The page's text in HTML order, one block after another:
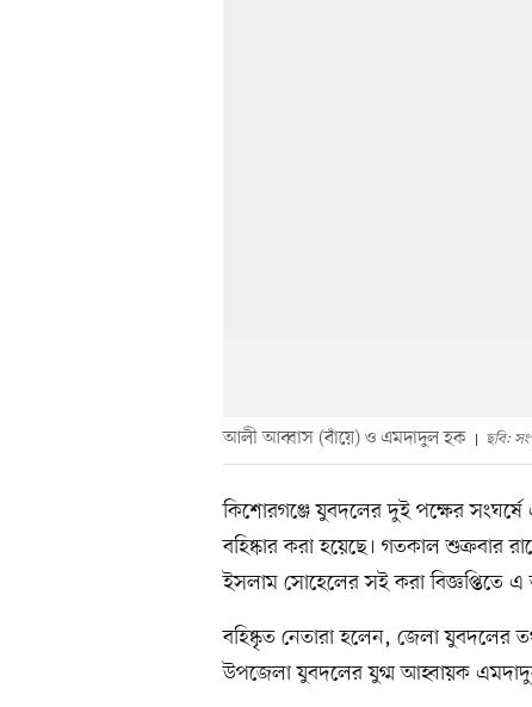
আলী আব্বাস (বাঁয়ে) ও এমদাদুল হক ছবি:
কিশোরগঞ্জে যুবদলের দুই পক্ষের
বহিষ্কার করা হয়েছে। গতকাল শুক্রবার
ইসলাম সোহেলের সই করা বিজ্ঞপ্তিতে এ
বহিষ্কৃত নেতারা হলেন, জেলা
উপজেলা যুবদলের যুগ্ম আহ্বায়ক